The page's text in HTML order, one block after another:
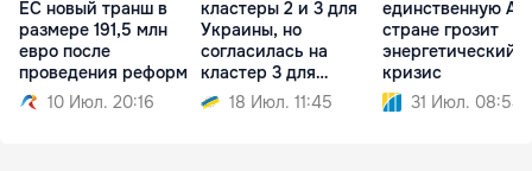
ЕС новый транш в
размере 191,5 млн
евро после
проведения реформ
10 Июл. 20:16
кластеры 2 и 3 для
Украины, но
согласилась на
кластер 3 для
Молдовы
18 Июл. 11:45
единственную
стране грозит
энергетический
кризис
31 Июл. 08:54